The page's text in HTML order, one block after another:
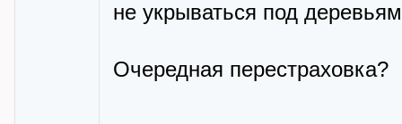
не укрываться под
Очередная перестраховка?